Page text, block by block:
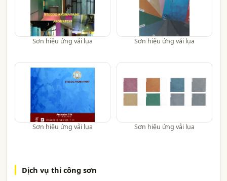
Sơn hiệu ứng vải lụa Sơn hiệu ứng vải lụa
Sơn hiệu ứng vải lụa Sơn hiệu ứng vải lụa
Dịch vụ thi công sơn